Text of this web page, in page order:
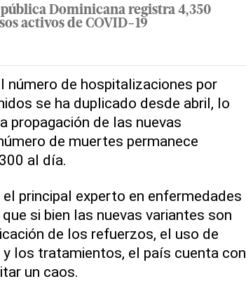
Dominicana registra 4,350
activos de COVID-19
número de hospitalizaciones por
se ha duplicado desde abril, lo
propagación de las nuevas
de muertes permanece
al día.
principal experto en enfermedades
si bien las nuevas variantes son
de los refuerzos, el uso de
los tratamientos, el país cuenta con
un caos.